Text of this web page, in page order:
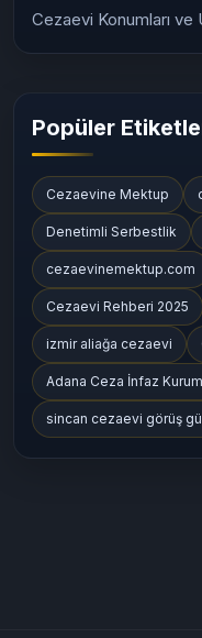
Cezaevi Konumları ve
Popüler
Cezaevine Mektup
Denetimli Serbestlik
cezaevinemektup.com
Cezaevi Rehberi 2025
izmir aliağa cezaevi
Adana Ceza İnfaz
sincan cezaevi görüş